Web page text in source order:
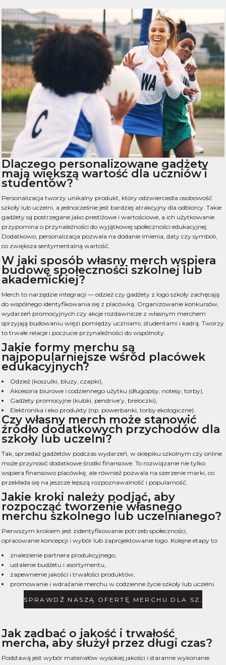
Dlaczego personalizowane gadżety
mają większą wartość dla uczniów i
studentów?
Personalizacja tworzy unikalny produkt, który odzwierciedla osobowość
szkoły lub uczelni, a jednocześnie jest bardziej atrakcyjny dla odbiorcy. Takie
gadżety są postrzegane jako prestiżowe i wartościowe, a ich użytkowanie
przypomina o przynależności do wyjątkowej społeczności edukacyjnej.
Dodatkowo, personalizacja pozwala na dodanie imienia, daty czy symboli,
co zwiększa sentymentalną wartość.
W jaki sposób własny merch wspiera
budowę społeczności szkolnej lub
akademickiej?
Merch to narzędzie integracji — odzież czy gadżety z logo szkoły zachęcają
do wspólnego identyfikowania się z placówką. Organizowanie konkursów,
wydarzeń promocyjnych czy akcje rozdawnicze z własnym merchem
sprzyjają budowaniu więzi pomiędzy uczniami, studentami i kadrą. Tworzy
to trwałe relacje i poczucie przynależności do wspólnoty.
Jakie formy merchu są
najpopularniejsze wśród placówek
edukacyjnych?
Odzież (koszulki, bluzy, czapki),
Akcesoria biurowe i codziennego użytku (długopisy, notesy, torby),
Gadżety promocyjne (kubki, pendrive’y, breloczki),
Elektronika i eko produkty (np. powerbanki, torby ekologiczne).
Czy własny merch może stanowić
źródło dodatkowych przychodów dla
szkoły lub uczelni?
Tak, sprzedaż gadżetów podczas wydarzeń, w sklepiku szkolnym czy online
może przynosić dodatkowe środki finansowe. To rozwiązanie nie tylko
wspiera finansowo placówkę, ale również pozwala na szerzenie marki, co
przekłada się na jeszcze lepszą rozpoznawalność i popularność.
Jakie kroki należy podjąć, aby
rozpocząć tworzenie własnego
merchu szkolnego lub uczelnianego?
Pierwszym krokiem jest zidentyfikowanie potrzeb społeczności,
opracowanie koncepcji i wybór lub zaprojektowanie logo. Kolejne etapy to:
znalezienie partnera produkcyjnego,
ustalenie budżetu i asortymentu,
zapewnienie jakości i trwałości produktów,
promowanie i wdrażanie merchu w codzienne życie szkoły lub uczelni.
SPRAWDŹ NASZĄ OFERTĘ MERCHU DLA SZKÓŁ
Jak zadbać o jakość i trwałość
mercha, aby służył przez długi czas?
Podstawą jest wybór materiałów wysokiej jakości i staranne wykonanie.